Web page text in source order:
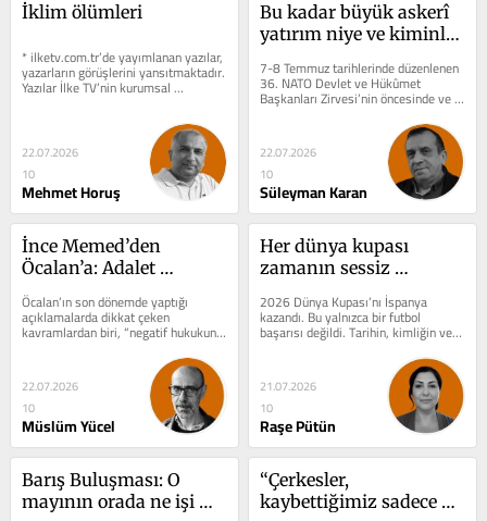
İklim ölümleri
* ilketv.com.tr’de yayımlanan yazılar,
yazarların görüşlerini yansıtmaktadır.
Yazılar İlke TV’nin kurumsal
22.07.2026
10
Mehmet Horuş
Bu kadar büyük askerî
yatırım niye ve kiminle
7-8 Temmuz tarihlerinde düzenlenen
36. NATO Devlet ve Hükûmet
Başkanları Zirvesi’nin öncesinde ve
sonrasında en çok tartışılan konular...
22.07.2026
10
Süleyman Karan
İnce Memed’den
Öcalan’a: Adalet
arayışından pozitif
hukuka
Öcalan’ın son dönemde yaptığı
açıklamalarda dikkat çeken
kavramlardan biri, “negatif hukukun
pozitif hukuka dönüşmesi”...
22.07.2026
10
Müslüm Yücel
Her dünya kupası
zamanın sessiz
otobiyografisidir
2026 Dünya Kupası’nı İspanya
kazandı. Bu yalnızca bir futbol
başarısı değildi. Tarihin, kimliğin ve
değişen dünyanın yeniden...
21.07.2026
10
Raşe Pütün
Barış Buluşması: O
mayının orada ne işi
“Çerkesler,
kaybettiğimiz sadece